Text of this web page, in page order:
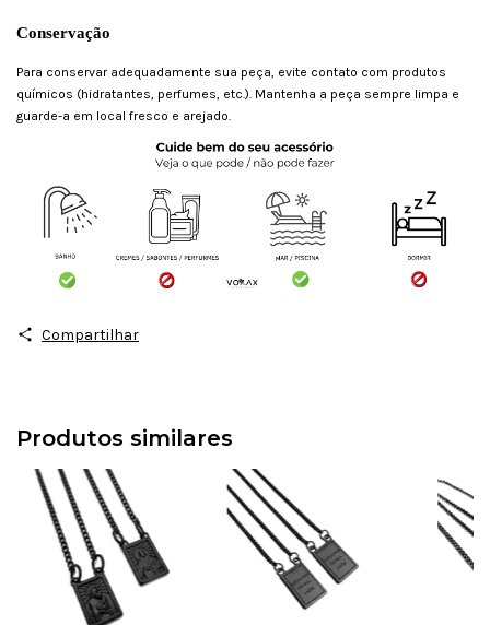
Conservação
Para conservar adequadamente sua peça, evite contato com produtos
químicos (hidratantes, perfumes, etc.). Mantenha a peça sempre limpa e
guarde-a em local fresco e arejado.
Compartilhar
Produtos similares